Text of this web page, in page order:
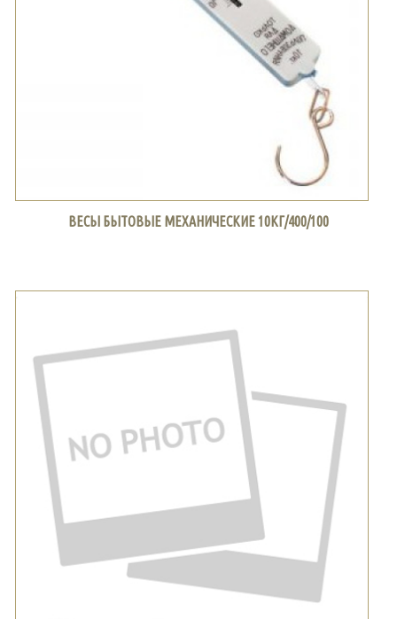
ВЕСЫ БЫТОВЫЕ МЕХАНИЧЕСКИЕ 10КГ/400/100